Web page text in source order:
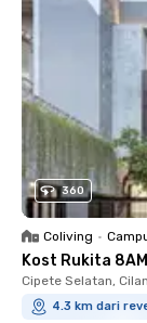
360
Coliving •
Kost Rukita
Cipete Selatan,
4.3 km dari